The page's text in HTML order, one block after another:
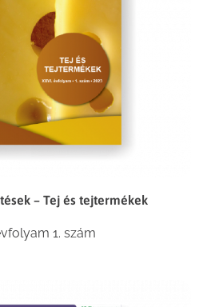
– Tej és tejtermékek
1. szám